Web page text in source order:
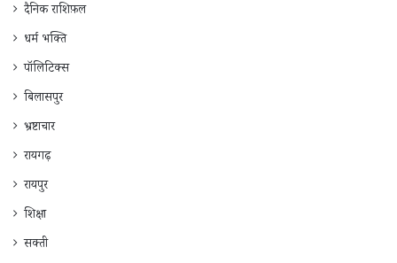
दैनिक राशिफ़ल
धर्म भक्ति
पॉलिटिक्स
बिलासपुर
भ्रष्टाचार
रायगढ़
रायपुर
शिक्षा
सक्ती